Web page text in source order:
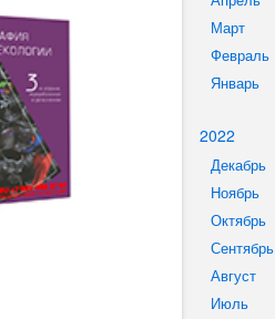
Март
Февраль
Январь
2022
Декабрь
Ноябрь
Октябрь
Сентябрь
Август
Июль